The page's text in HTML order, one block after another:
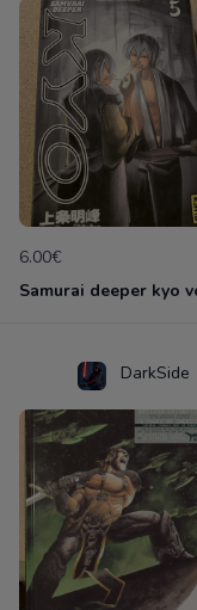
6.00€
DarkSide